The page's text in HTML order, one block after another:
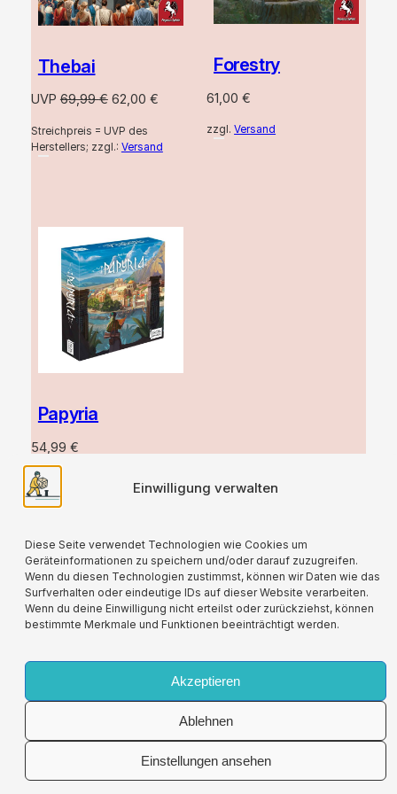
Einwilligung verwalten
Diese Seite verwendet Technologien wie Cookies um
Geräteinformationen zu speichern und/oder darauf zuzugreifen.
Wenn du diesen Technologien zustimmst, können wir Daten wie das
Surfverhalten oder eindeutige IDs auf dieser Website verarbeiten.
Wenn du deine Einwilligung nicht erteilst oder zurückziehst, können
bestimmte Merkmale und Funktionen beeinträchtigt werden.
Akzeptieren
Ablehnen
Einstellungen ansehen
Thebai
UVP 69,99€ Ursprünglicher
war:
62,00 €Aktueller
ist:
Streichpreis = UVP des
Herstellers; zzgl.: Versand
Forestry
61,00€
zzgl.Versand
Papyria
54,99 €
Streichpreis = UVP des
Herstellers; zzgl.:
Versand
Weiterlesen
Für alle verwendeten Versandverpackungen
Kompensation geleistet.
Spielfriese.de
Vertrag
Impressum
Allgemeine
Geschäftsbedingungen
Datenschutzerklärung